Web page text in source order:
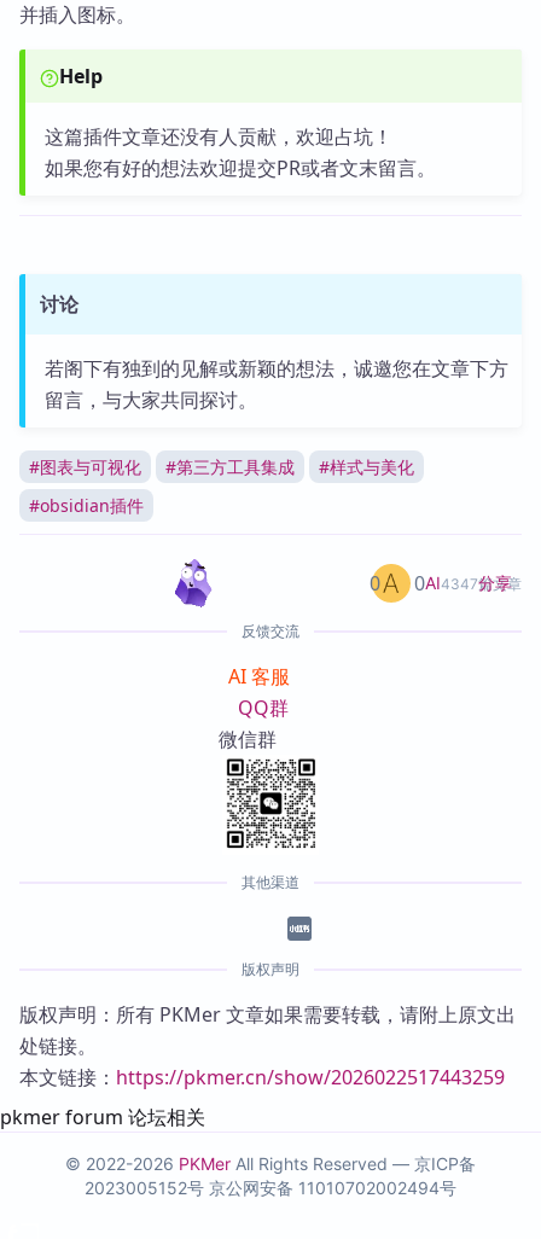
并插入图标。
Help
这篇插件文章还没有人贡献，欢迎占坑！
如果您有好的想法欢迎提交PR或者文末留言。
讨论
若阁下有独到的见解或新颖的想法，诚邀您在文章下方
留言，与大家共同探讨。
#图表与可视化 #第三方工具集成 #样式与美化
#obsidian插件
AI4347篇文章
0 0 分享
反馈交流
AI 客服
QQ群
微信群
其他渠道
版权声明
版权声明：所有 PKMer 文章如果需要转载，请附上原文出
处链接。
本文链接： https://pkmer.cn/show/2026022517443259
pkmer forum 论坛相关
© 2022-2026 PKMer All Rights Reserved — 京ICP备
2023005152号 京公网安备 11010702002494号